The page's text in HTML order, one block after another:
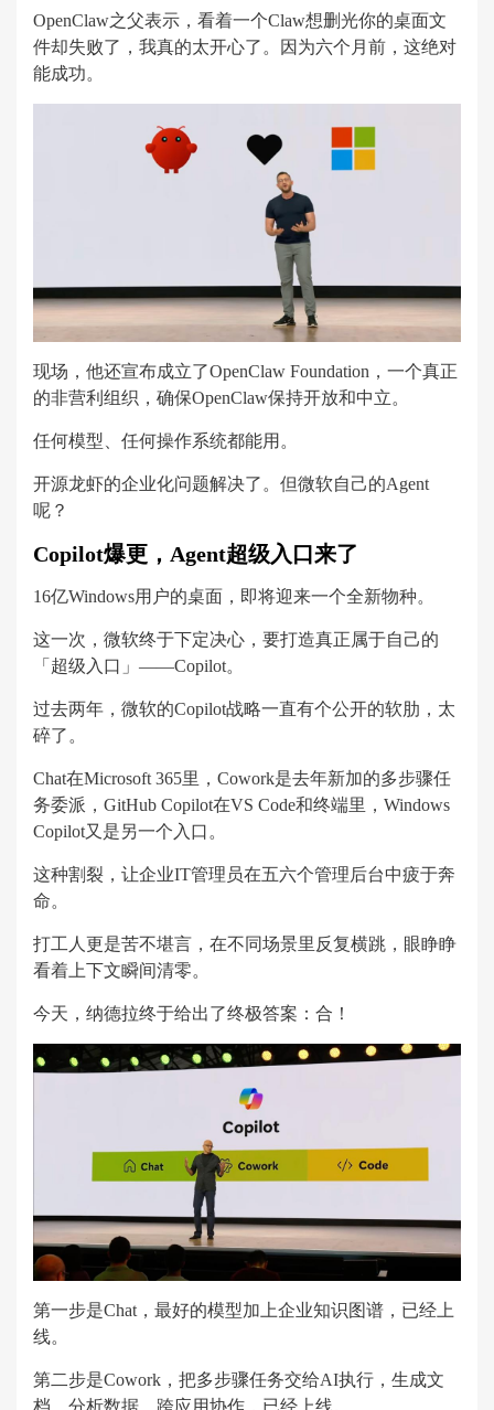
OpenClaw之父表示，看着一个Claw想删光你的桌面文
件却失败了，我真的太开心了。因为六个月前，这绝对
能成功。
现场，他还宣布成立了OpenClaw Foundation，一个真正
的非营利组织，确保OpenClaw保持开放和中立。
任何模型、任何操作系统都能用。
开源龙虾的企业化问题解决了。但微软自己的Agent
呢？
Copilot爆更，Agent超级入口来了
16亿Windows用户的桌面，即将迎来一个全新物种。
这一次，微软终于下定决心，要打造真正属于自己的
「超级入口」——Copilot。
过去两年，微软的Copilot战略一直有个公开的软肋，太
碎了。
Chat在Microsoft 365里，Cowork是去年新加的多步骤任
务委派，GitHub Copilot在VS Code和终端里，Windows
Copilot又是另一个入口。
这种割裂，让企业IT管理员在五六个管理后台中疲于奔
命。
打工人更是苦不堪言，在不同场景里反复横跳，眼睁睁
看着上下文瞬间清零。
今天，纳德拉终于给出了终极答案：合！
第一步是Chat，最好的模型加上企业知识图谱，已经上
线。
第二步是Cowork，把多步骤任务交给AI执行，生成文
档、分析数据、跨应用协作，已经上线。